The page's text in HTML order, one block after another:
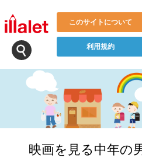
このサイトについて
利用規約
映画を見る中年の